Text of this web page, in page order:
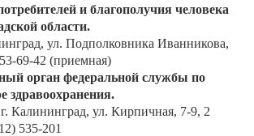
и благополучия человека
области.
ул. Подполковника Иванникова,
69-42 (приемная)
орган федеральной службы по
здравоохранения.
Калининград, ул. Кирпичная, 7-9, 2
535-201